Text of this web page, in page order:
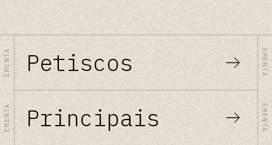
EMENTA Petiscos
EMENTA
EMENTA
Principais EMENTA